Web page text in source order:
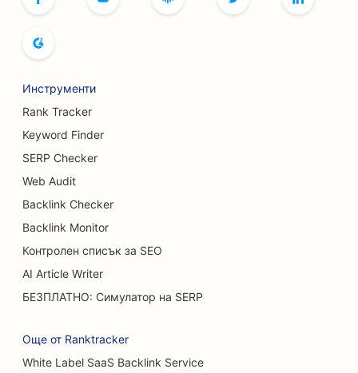
SEO оптимизация за пекарни за хляб
SEO оптимизация за услуги за уголемяване на
гърдите
SEO за бюфетни ресторанти
SEO за хирурзи по изгаряния
SEO за кафенета
SEO за магазини за торти
SEO оптимизация за ресторанти с
Инструменти
Rank Tracker
Keyword Finder
SERP Checker
Web Audit
Backlink Checker
Backlink Monitor
Контролен списък за SEO
AI Article Writer
БЕЗПЛАТНО: Симулатор на SERP
Още от Ranktracker
White Label SaaS Backlink Service